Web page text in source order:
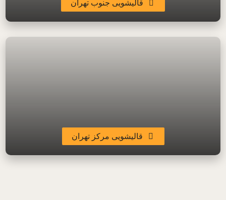
قالیشویی جنوب تهران
قالیشویی مرکز تهران